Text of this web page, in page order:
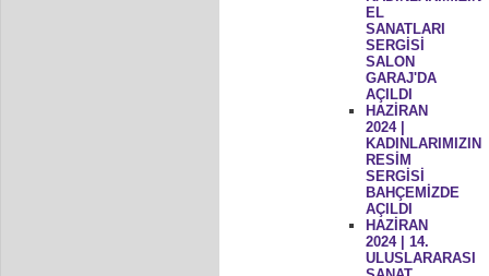
EL
SANATLARI
SERGİSİ
SALON
GARAJ'DA
AÇILDI
HAZİRAN
2024 |
KADINLARIMIZIN
RESİM
SERGİSİ
BAHÇEMİZDE
AÇILDI
HAZİRAN
2024 | 14.
ULUSLARARASI